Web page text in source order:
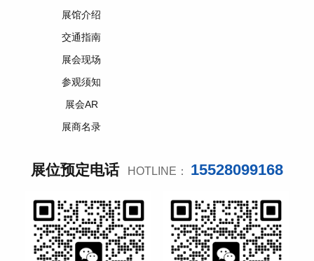
展馆介绍
交通指南
展会现场
参观须知
展会AR
展商名录
展位预定电话 HOTLINE： 15528099168